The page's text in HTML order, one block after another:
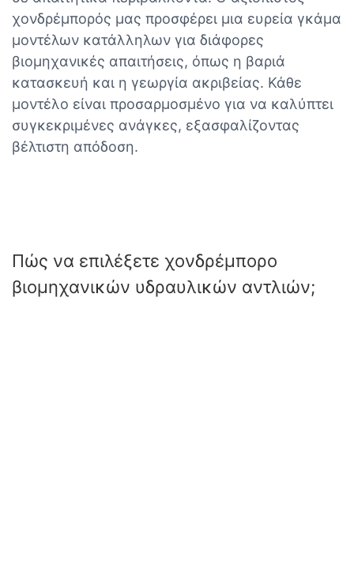
χονδρέμπορός μας προσφέρει μια ευρεία γκάμα
μοντέλων κατάλληλων για διάφορες
βιομηχανικές απαιτήσεις, όπως η βαριά
κατασκευή και η γεωργία ακριβείας. Κάθε
μοντέλο είναι προσαρμοσμένο για να καλύπτει
συγκεκριμένες ανάγκες, εξασφαλίζοντας
βέλτιστη απόδοση.
Πώς να επιλέξετε χονδρέμπορο
βιομηχανικών υδραυλικών αντλιών;